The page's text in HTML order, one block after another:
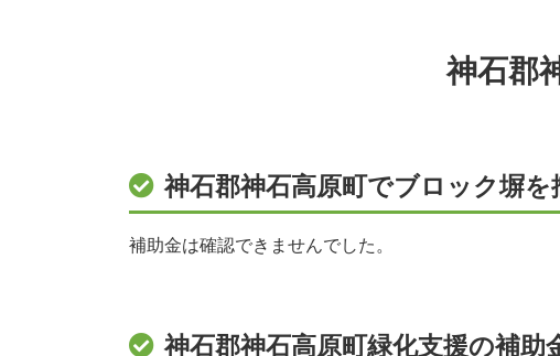
神石郡
神石郡神石高原町でブロック塀
補助金は確認できませんでした。
神石郡神石高原町緑化支援の補助